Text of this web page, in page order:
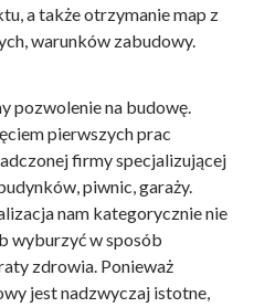
a także otrzymanie map z
warunków zabudowy.
pozwolenie na budowę.
pierwszych prac
firmy specjalizującej
piwnic, garaży.
nam kategorycznie nie
wyburzyć w sposób
zdrowia. Ponieważ
jest nadzwyczaj istotne,